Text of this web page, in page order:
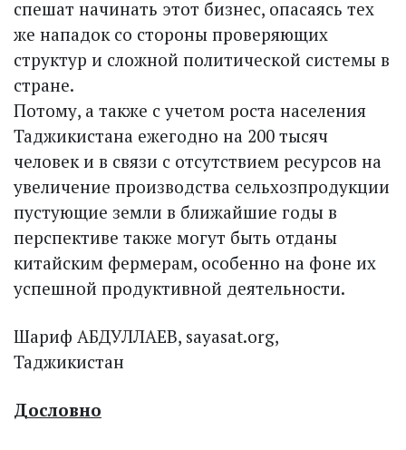
спешат начинать этот бизнес, опасаясь тех
же нападок со стороны проверяющих
структур и сложной политической системы в
стране.
Потому, а также с учетом роста населения
Таджикистана ежегодно на 200 тысяч
человек и в связи с отсутствием ресурсов на
увеличение производства сельхозпродукции
пустующие земли в ближайшие годы в
перспективе также могут быть отданы
китайским фермерам, особенно на фоне их
успешной продуктивной деятельности.
Шариф АБДУЛЛАЕВ, sayasat.org,
Таджикистан
Дословно